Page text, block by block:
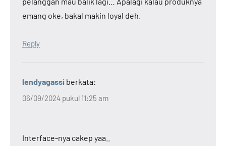
emang oke, bakal makin loyal deh.
Reply
lendyagassi berkata:
06/09/2024 pukul 11:25 am
Interface-nya cakep yaa..